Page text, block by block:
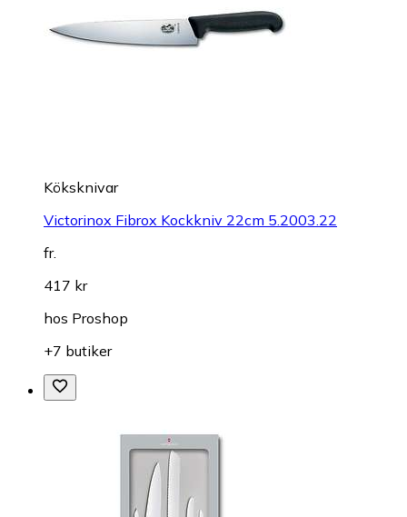
Köksknivar
Victorinox Fibrox Kockkniv 22cm 5.2003.22
fr.
417 kr
hos Proshop
+7 butiker